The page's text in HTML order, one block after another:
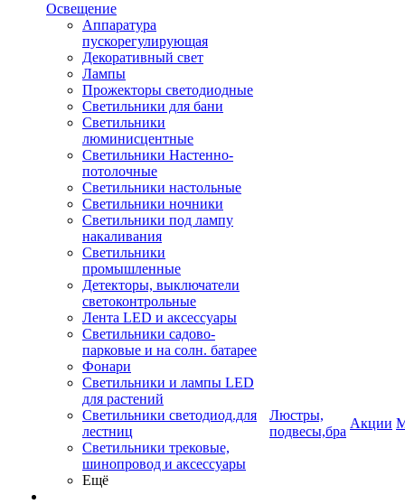
Освещение
Аппаратура
пускорегулирующая
Декоративный свет
Лампы
Прожекторы светодиодные
Светильники для бани
Светильники
люминисцентные
Светильники Настенно-
потолочные
Светильники настольные
Светильники ночники
Светильники под лампу
накаливания
Светильники
промышленные
Детекторы, выключатели
светоконтрольные
Лента LED и аксессуары
Светильники садово-
парковые и на солн. батарее
Фонари
Светильники и лампы LED
для растений
Светильники светодиод.для
лестниц
Светильники трековые,
шинопровод и аксессуары
Ещё
Люстры,
подвесы,бра
Акции